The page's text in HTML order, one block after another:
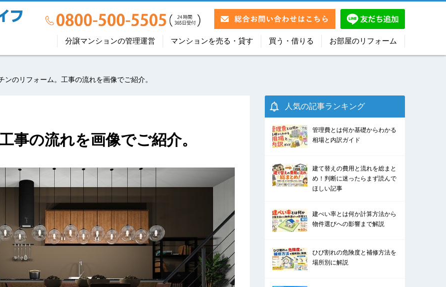
分譲マンションの管理運営 マンションを売る・貸す 買う・借りる お部屋のリフォーム
ンのリフォーム。工事の流れを画像でご紹介。
事の流れを画像でご紹介。
人気の記事ランキング
管理費とは何か基礎からわかる
相場と内訳ガイド
建て替えの費用と流れを総まと
め！判断に迷ったらまず読んで
ほしい記事
建ぺい率とは何か計算方法から
物件選びへの影響まで解説
ひび割れの危険度と補修方法を
場所別に解説